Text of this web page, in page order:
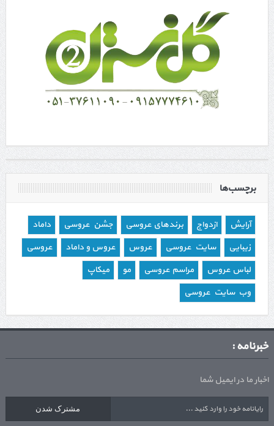
برچسب‌ها
آرایش ازدواج برندهای عروسی جشن عروسی
داماد
زیبایی
سایت عروسی عروس عروس و داماد
عروسی
لباس عروس
مراسم عروسی مو
میکاپ
وب سایت عروسی
خبرنامه :
اخبار ما در ایمیل شما
مشترک شدن